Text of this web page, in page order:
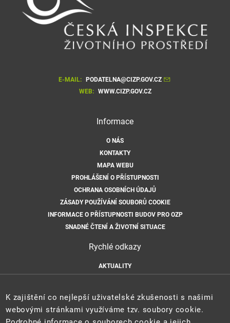
E-MAIL:
PODATELNA@CIZP.GOV.CZ
WEB: WWW.CIZP.GOV.CZ
Informace
O NÁS
KONTAKTY
MAPA WEBU
PROHLÁŠENÍ O PŘÍSTUPNOSTI
OCHRANA OSOBNÍCH ÚDAJŮ
ZÁSADY POUŽÍVÁNÍ SOUBORŮ COOKIE
INFORMACE O PŘÍSTUPNOSTI BUDOV PRO OZP
SNADNÉ ČTENÍ A ŽIVOTNÍ SITUACE
Rychlé odkazy
AKTUALITY
K zajištění co nejlepší uživatelské zkušenosti s našimi
webovými stránkami využíváme tzv. soubory cookie.